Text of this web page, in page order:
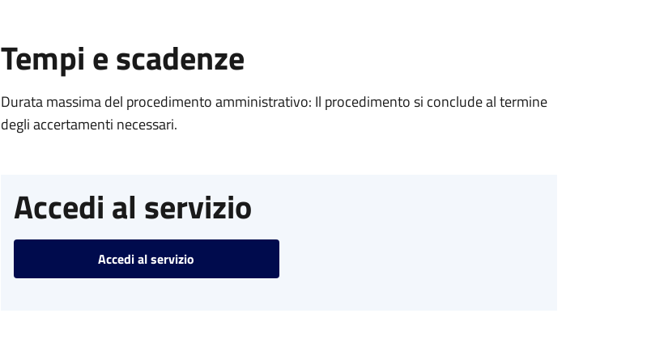
Tempi e scadenze
Durata massima del procedimento amministrativo: Il procedimento si conclude al termine
degli accertamenti necessari.
Accedi al servizio
Accedi al servizio